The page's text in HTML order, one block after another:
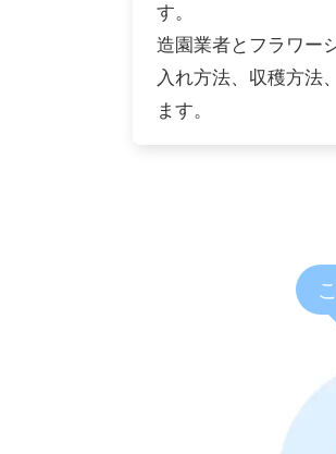
す。
造園業者とフラワー
入れ方法、収穫方法
ます。